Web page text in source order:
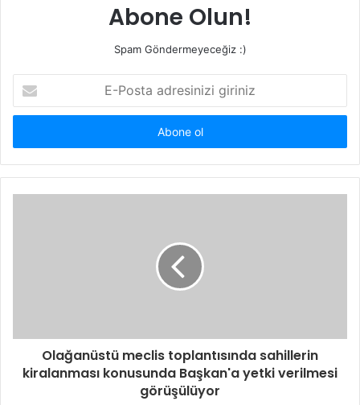
Abone Olun!
Spam Göndermeyeceğiz :)
Posta
adresinizi
Olağanüstü meclis toplantısında sahillerin
kiralanması konusunda Başkan'a yetki verilmesi
görüşülüyor